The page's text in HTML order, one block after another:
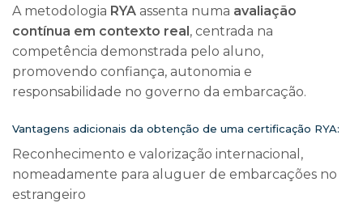
A metodologia RYA assenta numa avaliação
contínua em contexto real, centrada na
competência demonstrada pelo aluno,
promovendo confiança, autonomia e
responsabilidade no governo da embarcação.
Vantagens adicionais da obtenção de uma certificação RYA:
Reconhecimento e valorização internacional,
nomeadamente para aluguer de embarcações no
estrangeiro